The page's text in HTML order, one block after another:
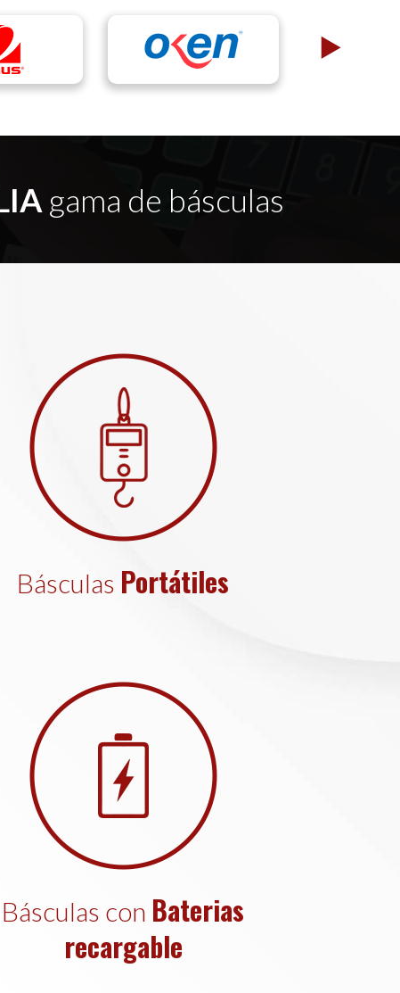
gama de básculas
Básculas Portátiles
Básculas con Baterias
recargable